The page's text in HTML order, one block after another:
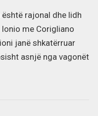
rajonal dhe lidh
me Corigliano
janë shkatërruar
asnjë nga vagonët